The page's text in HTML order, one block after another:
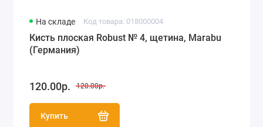
На складе Код товара: 018000004
Кисть плоская Robust № 4, щетина, Marabu
(Германия)
120.00р. 120.00р.
Купить